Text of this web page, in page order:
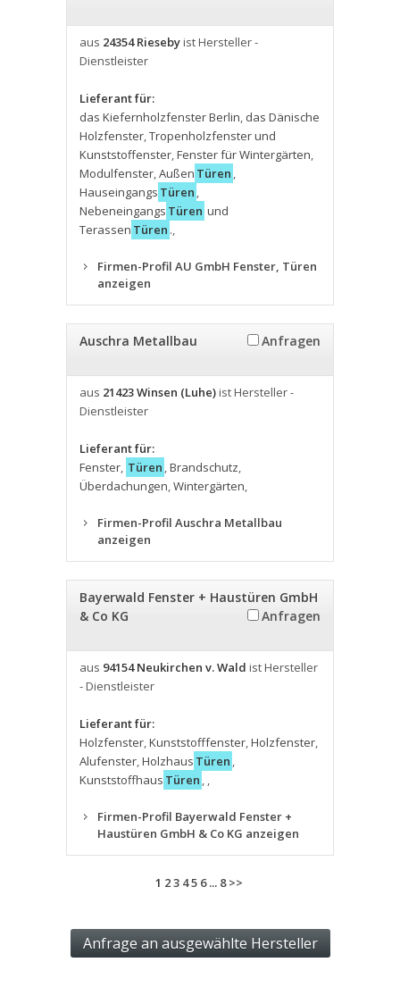
aus 24354 Riesebyist Hersteller -
Dienstleister
Lieferant für:
das Kiefernholzfenster Berlin, das Dänische
Holzfenster,Tropenholzfenster und
Kunststoffenster,Fenster für Wintergärten,
Modulfenster,Außen Türen ,
Hauseingangs Türen ,
Nebeneingangs Türen und
Terassen Türen .,
Firmen-Profil AU GmbH Fenster, Türen
anzeigen
Auschra Metallbau Anfragen
aus 21423 Winsen (Luhe)ist Hersteller -
Dienstleister
Lieferant für:
Fenster, Türen ,Brandschutz,
Überdachungen,Wintergärten,
Firmen-Profil Auschra Metallbau
anzeigen
Bayerwald Fenster + Haustüren GmbH
& Co KG
Anfragen
aus 94154 Neukirchen v. Wald ist Hersteller
- Dienstleister
Lieferant für:
Holzfenster,Kunststofffenster,Holzfenster,
Alufenster,Holzhaus Türen ,
Kunststoffhaus Türen , ,
Firmen-Profil Bayerwald Fenster +
Haustüren GmbH & Co KG anzeigen
1 23 45 6... 8 >>